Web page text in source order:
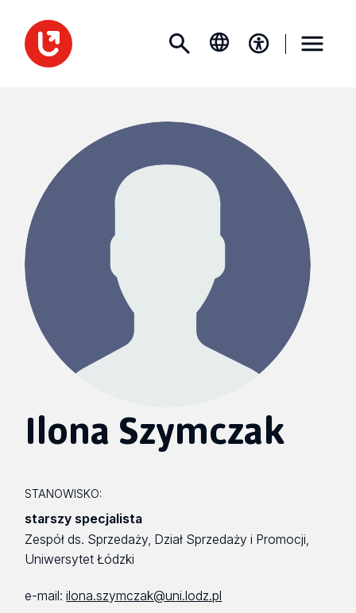
Ilona Szymczak
STANOWISKO:
starszy specjalista
Zespół ds. Sprzedaży, Dział Sprzedaży i Promocji,
Uniwersytet Łódzki
e-mail:ilona.szymczak@uni.lodz.pl